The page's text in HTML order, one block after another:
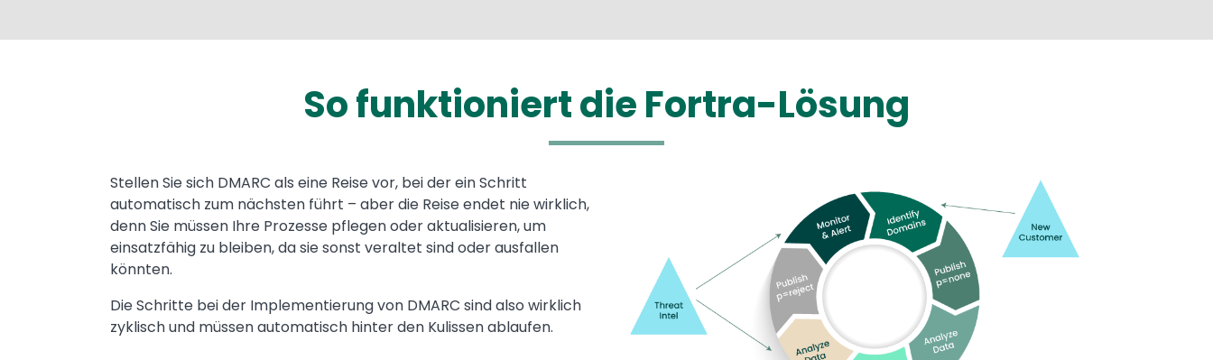
So funktioniert die Fortra-Lösung
Stellen Sie sich DMARC als eine Reise vor, bei der ein Schritt
automatisch zum nächsten führt – aber die Reise endet nie wirklich,
denn Sie müssen Ihre Prozesse pflegen oder aktualisieren, um
einsatzfähig zu bleiben, da sie sonst veraltet sind oder ausfallen
könnten.
Die Schritte bei der Implementierung von DMARC sind also wirklich
zyklisch und müssen automatisch hinter den Kulissen ablaufen.